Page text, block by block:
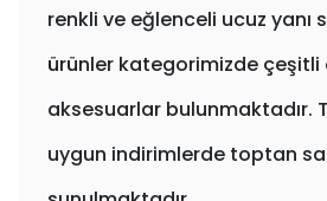
renkli ve eğlenceli ucuz yanı
ürünler kategorimizde çeşitli
aksesuarlar bulunmaktadır.
uygun indirimlerde toptan